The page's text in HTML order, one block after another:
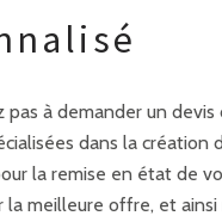
pas à demander un
dans la création
la remise en état de
meilleure offre, et ainsi